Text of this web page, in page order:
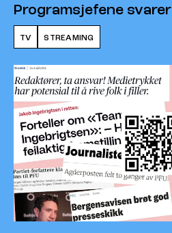
Programsjefene svarer
TV STREAMING